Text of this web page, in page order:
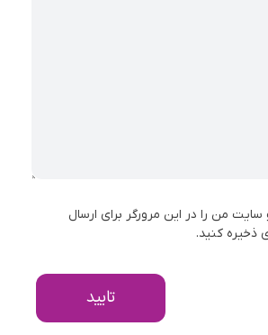
سایت من را در این مرورگر برای ارسال
ذخیره کنید.